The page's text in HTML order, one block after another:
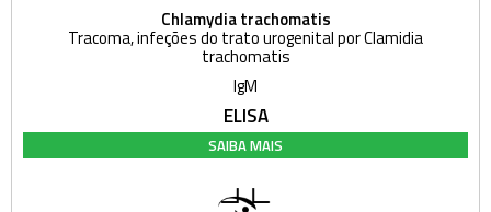
Chlamydia trachomatis
Tracoma, infeções do trato urogenital por Clamidia
trachomatis
IgM
ELISA
SAIBA MAIS